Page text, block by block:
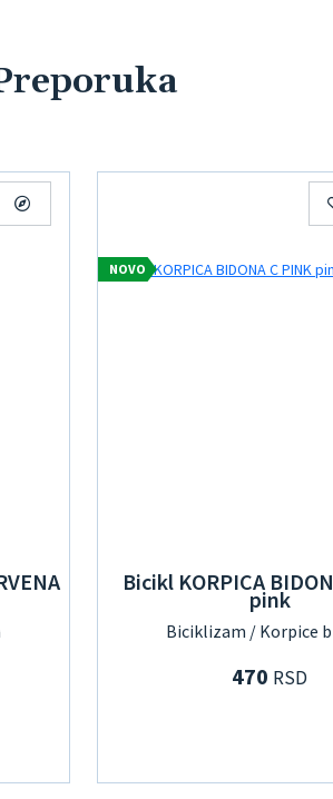
NOVO
Bicikl KORPICA
pink
Biciklizam / Korpice
470 RSD